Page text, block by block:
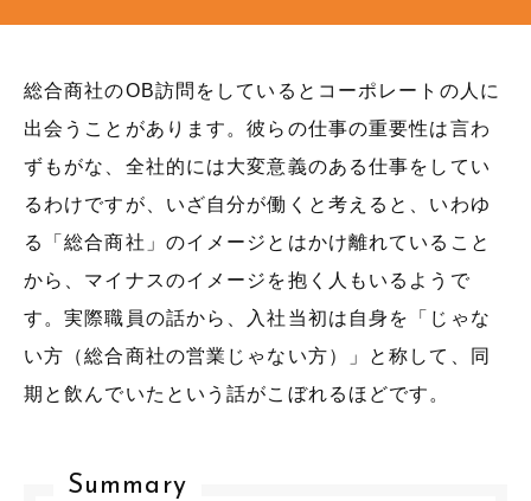
総合商社のOB訪問をしているとコーポレートの人に
出会うことがあります。彼らの仕事の重要性は言わ
ずもがな、全社的には大変意義のある仕事をしてい
るわけですが、いざ自分が働くと考えると、いわゆ
る「総合商社」のイメージとはかけ離れていること
から、マイナスのイメージを抱く人もいるようで
す。実際職員の話から、入社当初は自身を「じゃな
い方（総合商社の営業じゃない方）」と称して、同
期と飲んでいたという話がこぼれるほどです。
Summary